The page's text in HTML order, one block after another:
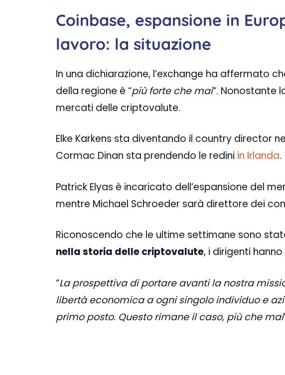
Coinbase, espansione in
lavoro: la situazione
In una dichiarazione, l’exchange ha affermato
della regione è “più forte che mai“. Nonostante
mercati delle criptovalute.
Elke Karkens sta diventando il country director
Cormac Dinan sta prendendo le redini in Irlanda.
Patrick Elyas è incaricato dell’espansione del
mentre Michael Schroeder sarà direttore dei
Riconoscendo che le ultime settimane sono
nella storia delle criptovalute, i dirigenti
“La prospettiva di portare avanti la nostra
libertà economica a ogni singolo individuo e
primo posto. Questo rimane il caso, più che mai